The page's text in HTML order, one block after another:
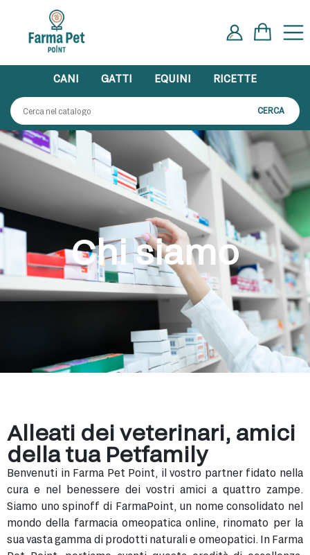
CANI GATTI EQUINI RICETTE
CERCA
Chi siamo
Alleati dei veterinari, amici
della tua Petfamily
Benvenuti in Farma Pet Point, il vostro partner fidato nella
cura e nel benessere dei vostri amici a quattro zampe.
Siamo uno spinoff di FarmaPoint, un nome consolidato nel
mondo della farmacia omeopatica online, rinomato per la
sua vasta gamma di prodotti naturali e omeopatici. In Farma